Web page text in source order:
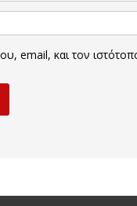
email, και τον